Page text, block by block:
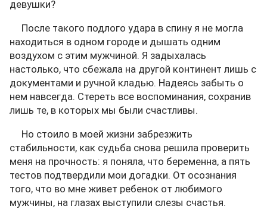
девушки?
После такого подлого удара в спину я не могла
находиться в одном городе и дышать одним
воздухом с этим мужчиной. Я задыхалась
настолько, что сбежала на другой континент лишь с
документами и ручной кладью. Надеясь забыть о
нем навсегда. Стереть все воспоминания, сохранив
лишь те, в которых мы были счастливы.
Но стоило в моей жизни забрезжить
стабильности, как судьба снова решила проверить
меня на прочность: я поняла, что беременна, а пять
тестов подтвердили мои догадки. От осознания
того, что во мне живет ребенок от любимого
мужчины, на глазах выступили слезы счастья.